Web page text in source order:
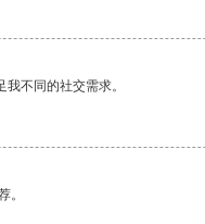
不同的社交需求。
。